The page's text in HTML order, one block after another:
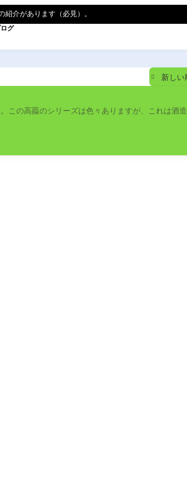
介があります（必見）。
ログ

この高龗のシリーズは色々ありますが、これは酒造